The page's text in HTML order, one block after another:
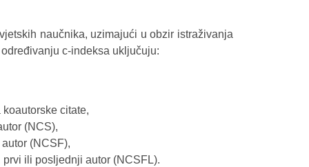
naučnika, uzimajući u obzir istraživanja
c-indeksa uključuju:
citate,
(NCS),
(NCSF),
ili posljednji autor (NCSFL).